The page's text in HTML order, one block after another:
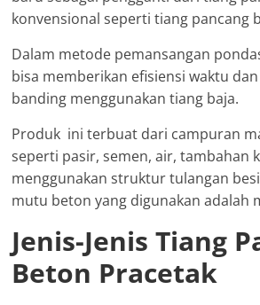
konvensional seperti tiang pancang
Dalam metode pemansangan
bisa memberikan efisiensi waktu
banding menggunakan tiang baja.
Produk ini terbuat dari campuran
seperti pasir, semen, air, tambahan
menggunakan struktur tulangan
mutu beton yang digunakan adalah
Jenis-Jenis Tiang
Beton Pracetak